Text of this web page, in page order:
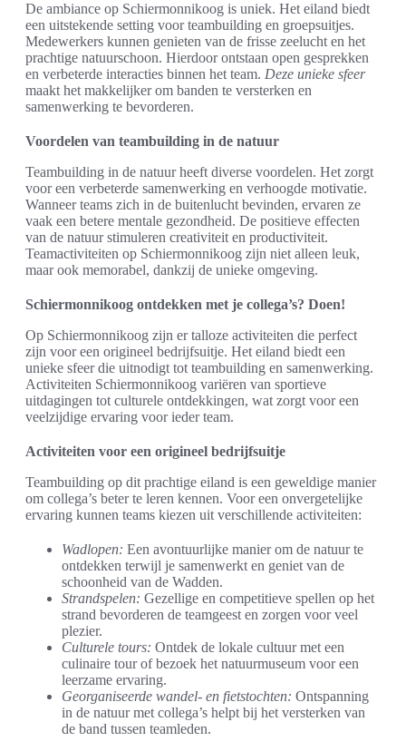
De ambiance op Schiermonnikoog is uniek. Het eiland biedt
een uitstekende setting voor teambuilding en groepsuitjes.
Medewerkers kunnen genieten van de frisse zeelucht en het
prachtige natuurschoon. Hierdoor ontstaan open gesprekken
en verbeterde interacties binnen het team. Deze unieke sfeer
maakt het makkelijker om banden te versterken en
samenwerking te bevorderen.
Voordelen van teambuilding in de natuur
Teambuilding in de natuur heeft diverse voordelen. Het zorgt
voor een verbeterde samenwerking en verhoogde motivatie.
Wanneer teams zich in de buitenlucht bevinden, ervaren ze
vaak een betere mentale gezondheid. De positieve effecten
van de natuur stimuleren creativiteit en productiviteit.
Teamactiviteiten op Schiermonnikoog zijn niet alleen leuk,
maar ook memorabel, dankzij de unieke omgeving.
Schiermonnikoog ontdekken met je collega’s? Doen!
Op Schiermonnikoog zijn er talloze activiteiten die perfect
zijn voor een origineel bedrijfsuitje. Het eiland biedt een
unieke sfeer die uitnodigt tot teambuilding en samenwerking.
Activiteiten Schiermonnikoog variëren van sportieve
uitdagingen tot culturele ontdekkingen, wat zorgt voor een
veelzijdige ervaring voor ieder team.
Activiteiten voor een origineel bedrijfsuitje
Teambuilding op dit prachtige eiland is een geweldige manier
om collega’s beter te leren kennen. Voor een onvergetelijke
ervaring kunnen teams kiezen uit verschillende activiteiten:
Wadlopen: Een avontuurlijke manier om de natuur te
ontdekken terwijl je samenwerkt en geniet van de
schoonheid van de Wadden.
Strandspelen: Gezellige en competitieve spellen op het
strand bevorderen de teamgeest en zorgen voor veel
plezier.
Culturele tours: Ontdek de lokale cultuur met een
culinaire tour of bezoek het natuurmuseum voor een
leerzame ervaring.
Georganiseerde wandel- en fietstochten: Ontspanning
in de natuur met collega’s helpt bij het versterken van
de band tussen teamleden.